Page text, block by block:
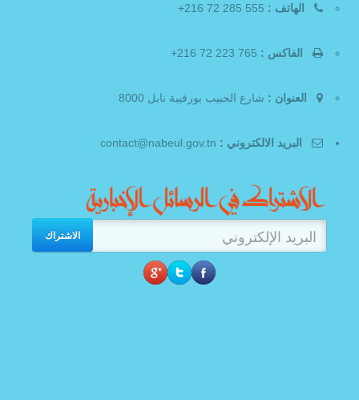
الهاتف :
الفاكس :
العنوان : شارع الحبيب بورقيبة نابل 8000
البريد الالكتروني :
الاشتراك